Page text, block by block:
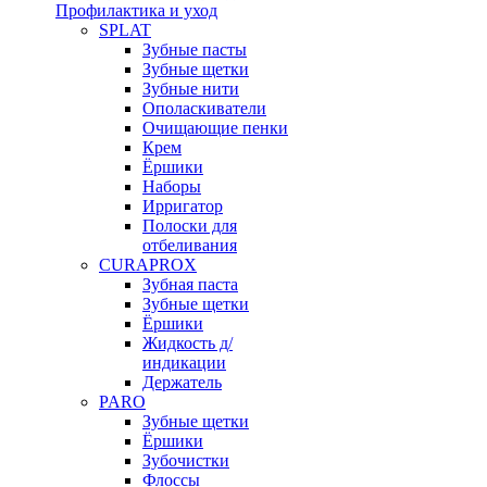
Профилактика и уход
SPLAT
Зубные пасты
Зубные щетки
Зубные нити
Ополаскиватели
Очищающие пенки
Крем
Ёршики
Наборы
Ирригатор
Полоски для
отбеливания
CURAPROX
Зубная паста
Зубные щетки
Ёршики
Жидкость д/
индикации
Держатель
PARO
Зубные щетки
Ёршики
Зубочистки
Флоссы